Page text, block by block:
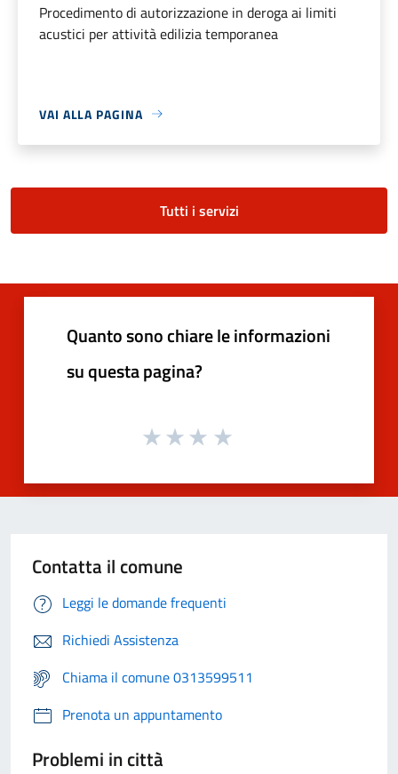
Procedimento di autorizzazione in deroga ai limiti
acustici per attività edilizia temporanea
VAI ALLA PAGINA
Tutti i servizi
Quanto sono chiare le informazioni
su questa pagina?
Contatta il comune
Leggi le domande frequenti
Richiedi Assistenza
Chiama il comune 0313599511
Prenota un appuntamento
Problemi in città